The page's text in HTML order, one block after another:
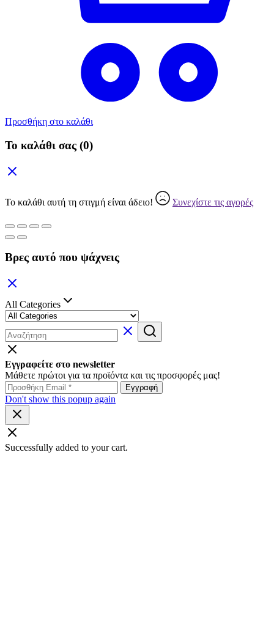
Προσθήκη στο καλάθι
Το καλάθι σας (0)
Το καλάθι αυτή τη στιγμή είναι άδειο! Συνεχίστε τις αγορές
Βρες αυτό που ψάχνεις
All Categories
Εγγραφείτε στο newsletter
Μάθετε πρώτοι για τα προϊόντα και τις προσφορές μας!
Don't show this popup again
Successfully added to your cart.